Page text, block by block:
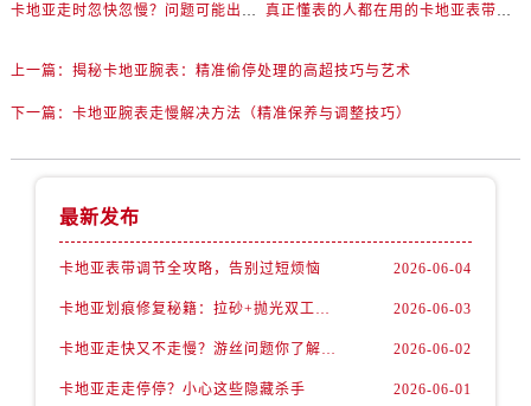
卡地亚走时忽快忽慢？问题可能出在你睡觉时！
真正懂表的人都在用的卡地亚表带调节技巧
上一篇： 揭秘卡地亚腕表：精准偷停处理的高超技巧与艺术
下一篇： 卡地亚腕表走慢解决方法（精准保养与调整技巧）
最新发布
卡地亚表带调节全攻略，告别过短烦恼 2026-06-04
卡地亚划痕修复秘籍：拉砂+抛光双工艺还原如新 2026-06-03
卡地亚走快又不走慢？游丝问题你了解多少？ 2026-06-02
卡地亚走走停停？小心这些隐藏杀手 2026-06-01